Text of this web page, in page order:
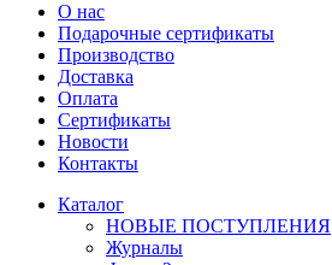
О нас
Подарочные сертификаты
Производство
Доставка
Оплата
Сертификаты
Новости
Контакты
Каталог
НОВЫЕ ПОСТУПЛЕНИЯ
Журналы